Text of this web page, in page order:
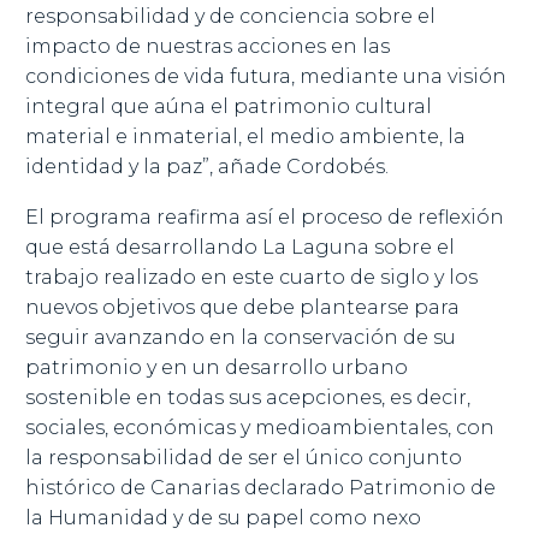
responsabilidad y de conciencia sobre el
impacto de nuestras acciones en las
condiciones de vida futura, mediante una visión
integral que aúna el patrimonio cultural
material e inmaterial, el medio ambiente, la
identidad y la paz”, añade Cordobés.
El programa reafirma así el proceso de reflexión
que está desarrollando La Laguna sobre el
trabajo realizado en este cuarto de siglo y los
nuevos objetivos que debe plantearse para
seguir avanzando en la conservación de su
patrimonio y en un desarrollo urbano
sostenible en todas sus acepciones, es decir,
sociales, económicas y medioambientales, con
la responsabilidad de ser el único conjunto
histórico de Canarias declarado Patrimonio de
la Humanidad y de su papel como nexo